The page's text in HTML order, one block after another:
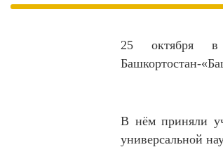
‎25 октября в
Башкортостан-
‎В нём приняли
универсальной